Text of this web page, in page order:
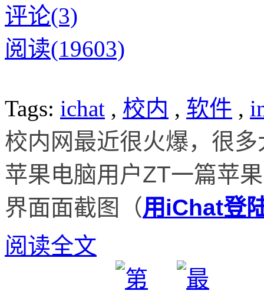
评论(3)
阅读(19603)
Tags: ichat , 校内 , 软件 ,
校内网最近很火爆，很
苹果电脑用户ZT一篇苹
界面面截图（用iChat登
阅读全文